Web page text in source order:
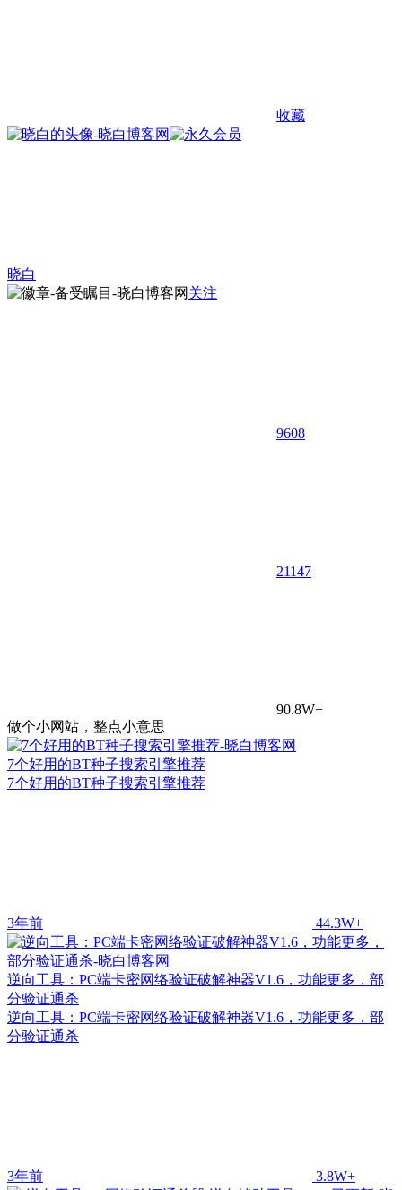
收藏
晓白
关注
9608
21147
90.8W+
做个小网站，整点小意思
7个好用的BT种子搜索引擎推荐
7个好用的BT种子搜索引擎推荐
3年前 44.3W+
逆向工具：PC端卡密网络验证破解神器V1.6，功能更多，部
分验证通杀
逆向工具：PC端卡密网络验证破解神器V1.6，功能更多，部
分验证通杀
3年前 3.8W+